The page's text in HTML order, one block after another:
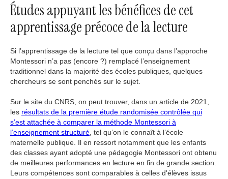
Études appuyant les bénéfices de cet
apprentissage précoce de la lecture
Si l’apprentissage de la lecture tel que conçu dans l’approche
Montessori n’a pas (encore ?) remplacé l’enseignement
traditionnel dans la majorité des écoles publiques, quelques
chercheurs se sont penchés sur le sujet.
Sur le site du CNRS, on peut trouver, dans un article de 2021,
les résultats de la première étude randomisée contrôlée qui
s’est attachée à comparer la méthode Montessori à
l’enseignement structuré , tel qu’on le connaît à l’école
maternelle publique. Il en ressort notamment que les enfants
des classes ayant adopté une pédagogie Montessori ont obtenu
de meilleures performances en lecture en fin de grande section.
Leurs compétences sont comparables à celles d'élèves issus